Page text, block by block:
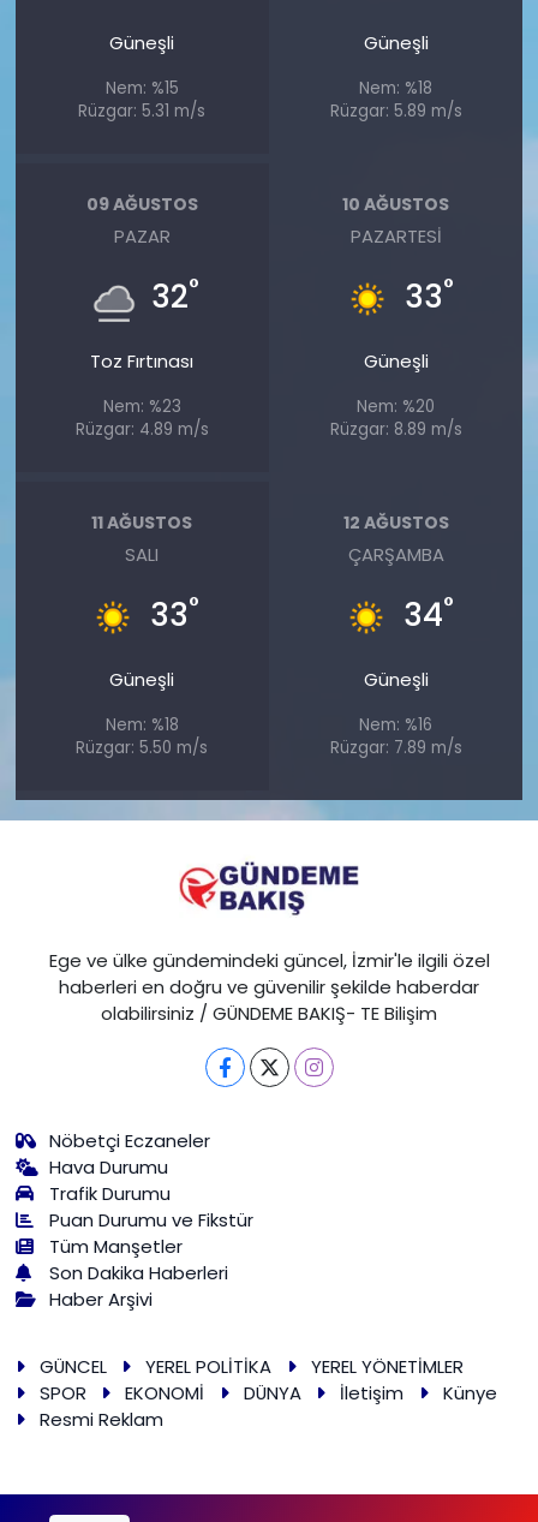
Güneşli
Nem: %15
Rüzgar: 5.31 m/s
Güneşli
Nem: %18
Rüzgar: 5.89 m/s
09 AĞUSTOS
PAZAR
32°
Toz Fırtınası
Nem: %23
Rüzgar: 4.89 m/s
10 AĞUSTOS
PAZARTESI
33°
Güneşli
Nem: %20
Rüzgar: 8.89 m/s
11 AĞUSTOS
SALI
33°
Güneşli
Nem: %18
Rüzgar: 5.50 m/s
12 AĞUSTOS
ÇARŞAMBA
34°
Güneşli
Nem: %16
Rüzgar: 7.89 m/s
Ege ve ülke gündemindeki güncel, İzmir'le ilgili özel
haberleri en doğru ve güvenilir şekilde haberdar
olabilirsiniz / GÜNDEME BAKIŞ- TE Bilişim
Nöbetçi Eczaneler
Hava Durumu
Trafik Durumu
Puan Durumu ve Fikstür
Tüm Manşetler
Son Dakika Haberleri
Haber Arşivi
GÜNCEL YEREL POLİTİKA
YEREL YÖNETİMLER
SPOR
EKONOMİ DÜNYA İletişim
Künye
Resmi Reklam